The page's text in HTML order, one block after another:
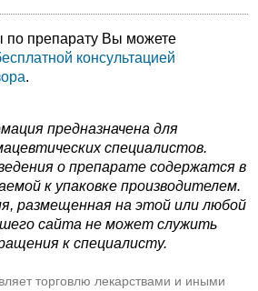
по препарату Вы можете
консультацией
.
предназначена для
специалистов.
о препарате содержатся в
к упаковке производителем.
размещенная на этой или любой
сайта не может служить
к специалисту.
торговлю лекарствами и иными